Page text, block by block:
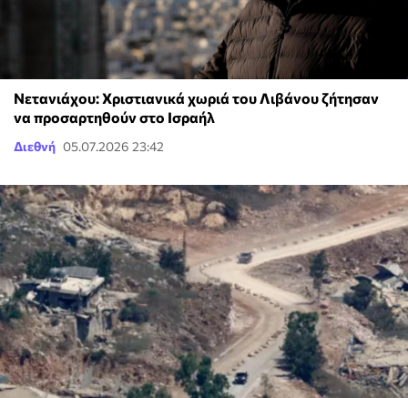
Νετανιάχου: Χριστιανικά χωριά του Λιβάνου ζήτησαν
να προσαρτηθούν στο Ισραήλ
Διεθνή 05.07.2026 23:42